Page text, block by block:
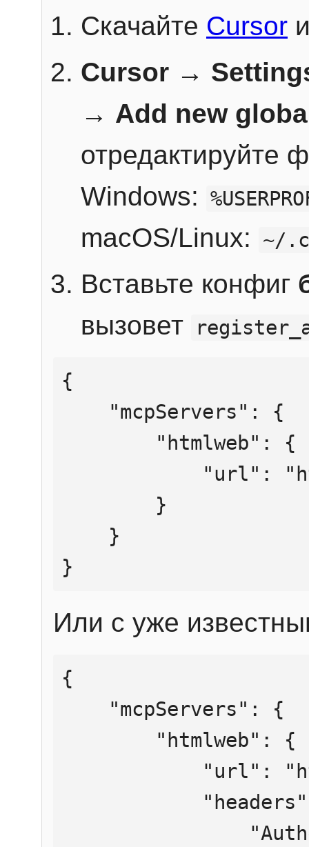
Скачайте Cursor
Cursor →
→ Add new
отредактируйте
Windows:
macOS/Linux: ~/
Вставьте конфиг
вызовет
{
}
Или с уже
{